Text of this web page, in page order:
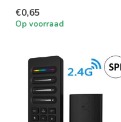
€0,65
Op voorraad